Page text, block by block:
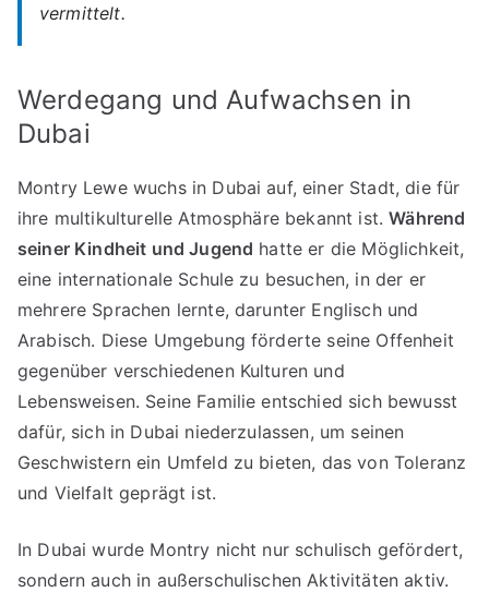
vermittelt.
Werdegang und Aufwachsen in
Dubai
Montry Lewe wuchs in Dubai auf, einer Stadt, die für
ihre multikulturelle Atmosphäre bekannt ist.Während
seiner Kindheit und Jugend hatte er die Möglichkeit,
eine internationale Schule zu besuchen, in der er
mehrere Sprachen lernte, darunter Englisch und
Arabisch. Diese Umgebung förderte seine Offenheit
gegenüber verschiedenen Kulturen und
Lebensweisen. Seine Familie entschied sich bewusst
dafür, sich in Dubai niederzulassen, um seinen
Geschwistern ein Umfeld zu bieten, das von Toleranz
und Vielfalt geprägt ist.
In Dubai wurde Montry nicht nur schulisch gefördert,
sondern auch in außerschulischen Aktivitäten aktiv.